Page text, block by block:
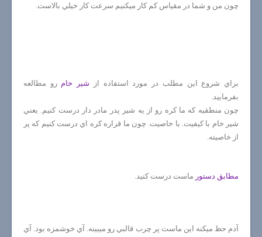
چون من و شما در مقياس كم كار ميكنيم سرعت كار خيلي بالاست.
براي شروع اين مطلب در مورد استفاده از شير خامرو مطالعه
بفرماييد.
چون منطقيه كه ما كره رو از يه شير پدر مادر دار درست كنيم. يعني
شير خام با كيفيت. با خاصيت. چون ما قراره كره اي درست كنيم كه پر
از خاصيته.
مطابق دستور ماست درست كنيد.
آدم حظ ميكنه اين ماست پر چرب قالبي رو ميبينه. آي خوشمزه بود. آي